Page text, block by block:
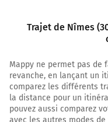
Trajet de Nîmes
Mappy ne permet pas de
revanche, en lançant un
comparez les différents
la distance pour un
pouvez aussi comparez
avec les autres modes